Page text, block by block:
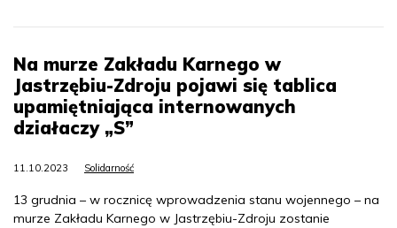
Na murze Zakładu Karnego w
Jastrzębiu-Zdroju pojawi się tablica
upamiętniająca internowanych
działaczy „S”
11.10.2023 Solidarność
13 grudnia – w rocznicę wprowadzenia stanu wojennego – na
murze Zakładu Karnego w Jastrzębiu-Zdroju zostanie